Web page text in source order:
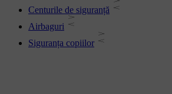
Centurile de siguranță
Airbaguri
Siguranța copiilor